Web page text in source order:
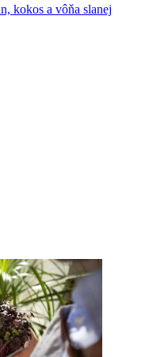
kokos a vôňa slanej